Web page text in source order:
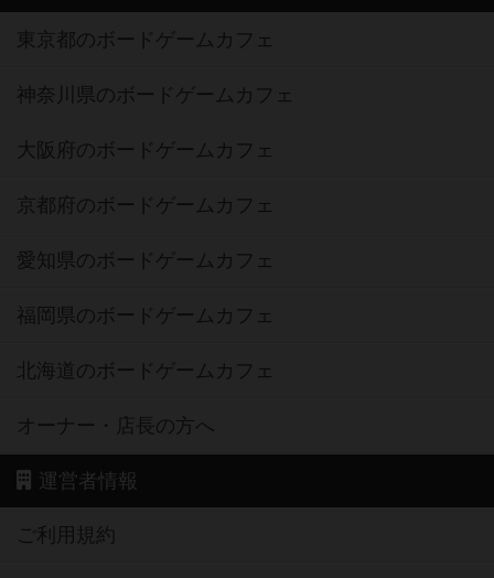
東京都のボードゲームカフェ
神奈川県のボードゲームカフェ
大阪府のボードゲームカフェ
京都府のボードゲームカフェ
愛知県のボードゲームカフェ
福岡県のボードゲームカフェ
北海道のボードゲームカフェ
オーナー・店長の方へ
運営者情報
ご利用規約